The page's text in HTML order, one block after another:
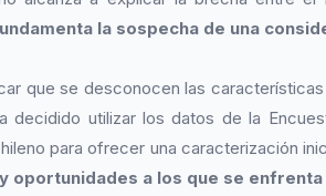
la sospecha de una
que se desconocen las
decidido utilizar los datos de la
para ofrecer una caracterización
oportunidades a los que se enfrenta